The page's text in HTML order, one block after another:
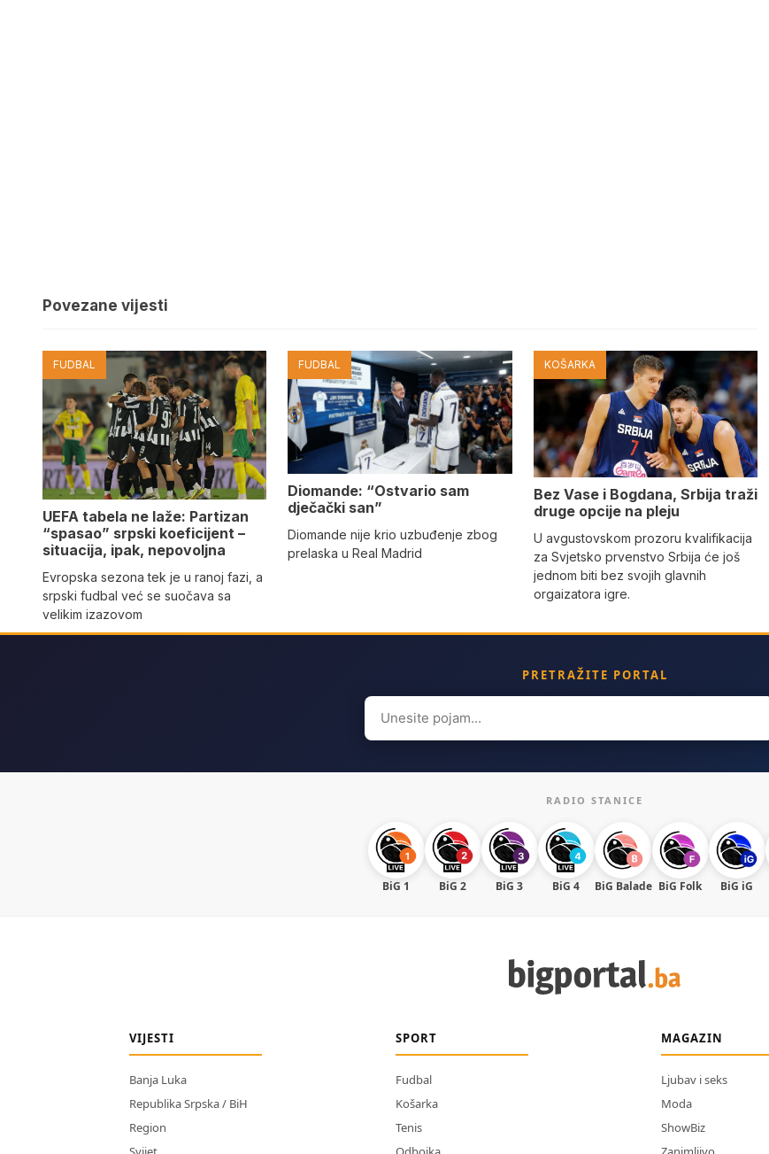
Povezane vijesti
FUDBAL
UEFA tabela ne laže: Partizan
“spasao” srpski koeficijent –
situacija, ipak, nepovoljna
Evropska sezona tek je u ranoj fazi, a
srpski fudbal već se suočava sa
velikim izazovom
FUDBAL
Diomande: “Ostvario sam
dječački san”
Diomande nije krio uzbuđenje zbog
prelaska u Real Madrid
KOŠARKA
Bez Vase i Bogdana, Srbija traži
druge opcije na pleju
U avgustovskom prozoru kvalifikacija
za Svjetsko prvenstvo Srbija će još
jednom biti bez svojih glavnih
orgaizatora igre.
PRETRAŽITE PORTAL
Search
for:
RADIO STANICE
BiG 1 BiG 2 BiG 3 BiG 4 BiG Balade BiG Folk BiG iG
VIJESTI
Banja Luka
Republika Srpska / BiH
Region
SPORT
Fudbal
Košarka
Tenis
MAGAZIN
Ljubav i seks
Moda
ShowBiz